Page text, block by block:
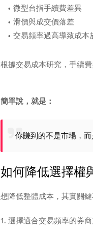
微型台指手續費差異
滑價與成交價落差
交易頻率過高導致成本
根據交易成本研究，手續
簡單說，就是：
你賺到的不是市場，而
如何降低選擇權
想降低整體成本，其實關
1. 選擇適合交易頻率的券